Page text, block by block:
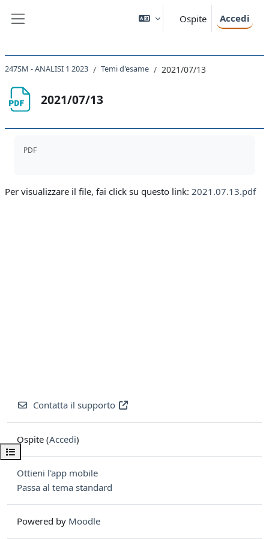
Ospite Accedi
Apri indice del corso
247SM - ANALISI 1 2023 Temi d'esame 2021/07/13
2021/07/13
PDF
Per visualizzare il file, fai click su questo link: 2021.07.13.pdf
Contatta il supporto
Ospite (Accedi)
Ottieni l'app mobile
Passa al tema standard
Powered by Moodle